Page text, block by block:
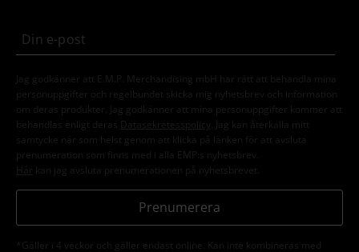
Jag godkänner att E.M.P. Merchandising mbH har rätt att behandla mina
personuppgifter och regelbundet skicka mig nyhetsbrev och information
om deras produkter. Jag godkänner att mina personuppgifter kommer att
behandlas enligt deras
Datasekretesspolicy
. Jag kan återkalla mitt
samtycke när som helst genom att klicka på länken för att avsluta
prenumeration som finns med i alla EMP:s nyhetsbrev.
Här kan jag avsluta prenumerationen på nyhetsbrevet.
Prenumerera
*Gäller i 4 veckor och gäller endast online. Kan inte kombineras med